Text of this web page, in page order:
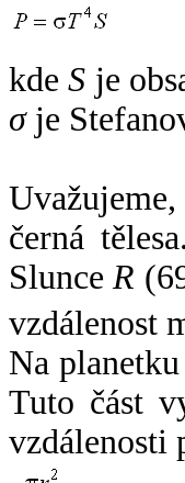
kdeS je
σje
černá
SlunceR
vzdálenost
Na
Tuto část
vzdálenosti